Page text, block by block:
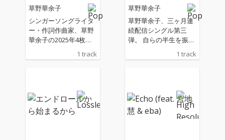
ザーマン」のために書
き下ろした最新シング
ル。 そこには、卓球技
術の「ドライブ」だけ
り、 理想に向かって自
る。 「楽しいだけじゃ
続かない 好きだけじゃ
届かない」「隠せない
草野華余子
シンガーソングライタ
ー・作詞作曲家、草野
華余子の2025年4枚目
ル。「一筋縄じゃいか
人生を如何に笑い飛ば
しながら楽しめるの
か。草野なりの人生
1 track
草野華余子
草野華余子、三ヶ月連
続配信シングル第三
弾。 自らの半生を振り
返り綴った渾身のバラ
ード。 ---------- 叶わな
ージを開けなかった物
語 大好きだった人、終
わりを迎えた命 人生で
1 track